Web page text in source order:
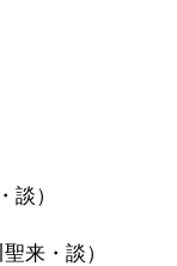
談）
来・談）